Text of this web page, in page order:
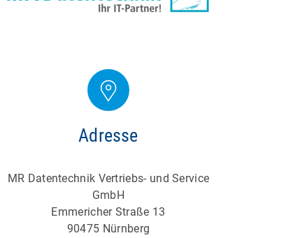
Adresse
MR Datentechnik Vertriebs- und Service
GmbH
Emmericher Straße 13
90475 Nürnberg